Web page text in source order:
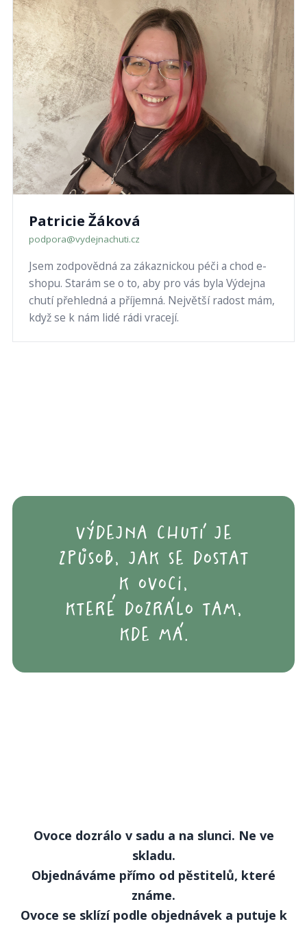
Patricie Žáková
podpora@vydejnachuti.cz
Jsem zodpovědná za zákaznickou péči a chod e-
shopu. Starám se o to, aby pro vás byla Výdejna
chutí přehledná a příjemná. Největší radost mám,
když se k nám lidé rádi vracejí.
výdejna chutí je
způsob, jak se dostat
k ovoci,
které dozrálo tam,
kde má.
Ovoce dozrálo v sadu a na slunci. Ne ve
skladu.
Objednáváme přímo od pěstitelů, které
známe.
Ovoce se sklízí podle objednávek a putuje k